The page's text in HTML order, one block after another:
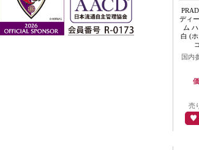
ディ
ム
白 (
国内
売